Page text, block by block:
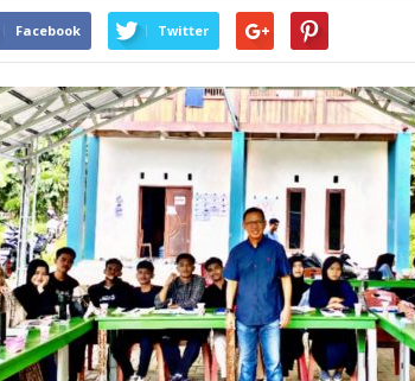
Facebook Twitter